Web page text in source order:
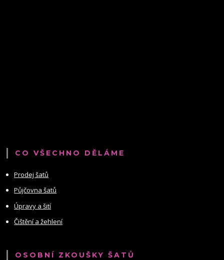
CO VŠECHNO DĚLÁME
Prodej šatů
Půjčovna šatů
Úpravy a šití
Čištění a žehlení
OSOBNÍ ZKOUŠKY ŠATŮ